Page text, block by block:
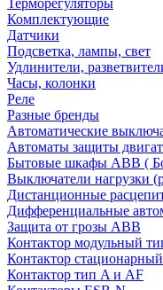
Терморегуляторы
Комплектующие
Датчики
Подсветка, лампы, свет
Удлинители,
Часы, колонки
Реле
Разные бренды
Автоматические
Автоматы защиты
Бытовые шкафы ABB (
Выключатели нагрузки
Дистанционные
Дифференциальные
Защита от грозы ABB
Контактор модульный
Контактор
Контактор тип A и AF